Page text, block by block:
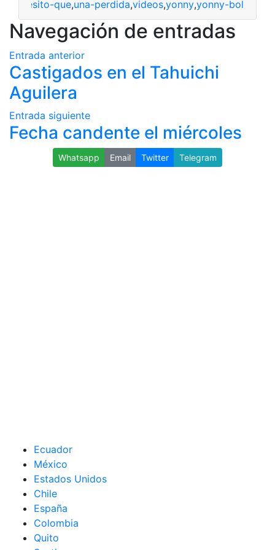
necesito-que,una-perdida,videos,yonny,yonny-bol
Navegación de entradas
Entrada anterior
Castigados en el Tahuichi
Aguilera
Entrada siguiente
Fecha candente el miércoles
Whatsapp Email Twitter Telegram
Ecuador
México
Estados Unidos
Chile
España
Colombia
Quito